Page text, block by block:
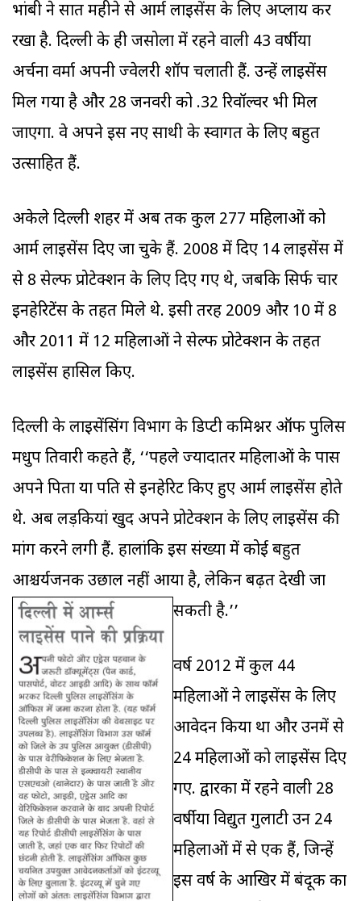
भांबी ने सात महीने से आर्म लाइसेंस के लिए अप्लाय कर
रखा है. दिल्ली के ही जसोला में रहने वाली 43 वर्षीया
अर्चना वर्मा अपनी ज्वेलरी शॉप चलाती हैं. उन्हें लाइसेंस
मिल गया है और 28 जनवरी को .32 रिवॉल्वर भी मिल
जाएगा. वे अपने इस नए साथी के स्वागत के लिए बहुत
उत्साहित हैं.
अकेले दिल्ली शहर में अब तक कुल 277 महिलाओं को
आर्म लाइसेंस दिए जा चुके हैं. 2008 में दिए 14 लाइसेंस में
से 8 सेल्फ प्रोटेक्शन के लिए दिए गए थे, जबकि सिर्फ चार
इनहेरिटेंस के तहत मिले थे. इसी तरह 2009 और 10 में 8
और 2011 में 12 महिलाओं ने सेल्फ प्रोटेक्शन के तहत
लाइसेंस हासिल किए.
दिल्ली के लाइसेंसिंग विभाग के डिप्टी कमिश्नर ऑफ पुलिस
मधुप तिवारी कहते हैं, ‘‘पहले ज्यादातर महिलाओं के पास
अपने पिता या पति से इनहेरिट किए हुए आर्म लाइसेंस होते
थे. अब लड़कियां खुद अपने प्रोटेक्शन के लिए लाइसेंस की
मांग करने लगी हैं. हालांकि इस संख्या में कोई बहुत
आश्चर्यजनक उछाल नहीं आया है, लेकिन बढ़त देखी जा
सकती है.’’
वर्ष 2012 में कुल 44
महिलाओं ने लाइसेंस के लिए
आवेदन किया था और उनमें से
24 महिलाओं को लाइसेंस दिए
गए. द्वारका में रहने वाली 28
वर्षीया विद्युत गुलाटी उन 24
महिलाओं में से एक हैं, जिन्हें
इस वर्ष के आखिर में बंदूक का